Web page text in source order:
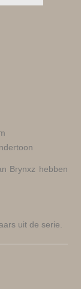
Brynxz hebben
uit de serie.